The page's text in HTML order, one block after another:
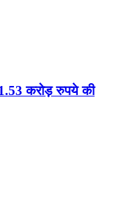
1.53 करोड़ रुपये की